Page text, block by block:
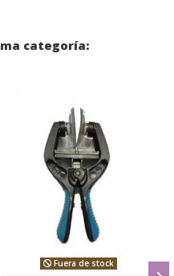
categoría:
Fuera de stock